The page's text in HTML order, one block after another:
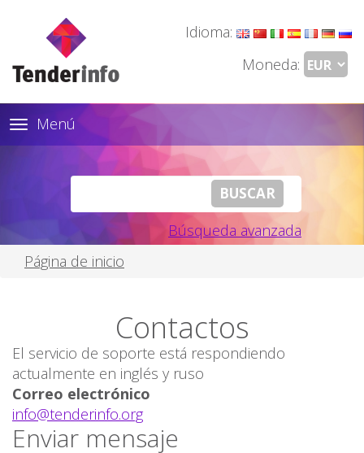
Idioma:
Moneda:
Toggle
navigation
Menú
Búsqueda avanzada
Página de inicio
Contactos
El servicio de soporte está respondiendo
actualmente en inglés y ruso
Correo electrónico
info@tenderinfo.org
Enviar mensaje